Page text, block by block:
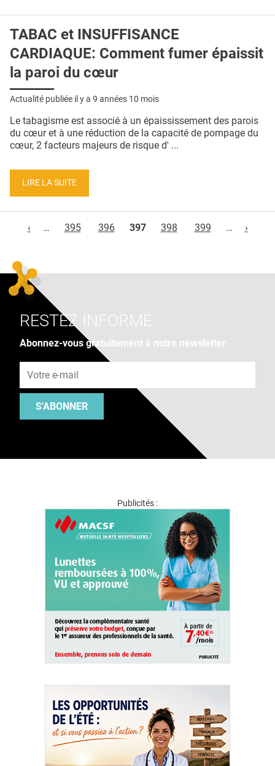
TABAC et INSUFFISANCE
CARDIAQUE: Comment fumer épaissit
la paroi du cœur
Actualité publiée il y a 9 années 10 mois
Le tabagisme est associé à un épaississement des parois
du cœur et à une réduction de la capacité de pompage du
cœur, 2 facteurs majeurs de risque d' ...
LIRE LA SUITE
‹
… 395 396 397 398 399 … ›
RESTEZ INFORMÉ
Abonnez-vous gratuitement à notre newsletter
S'ABONNER
Publicités :